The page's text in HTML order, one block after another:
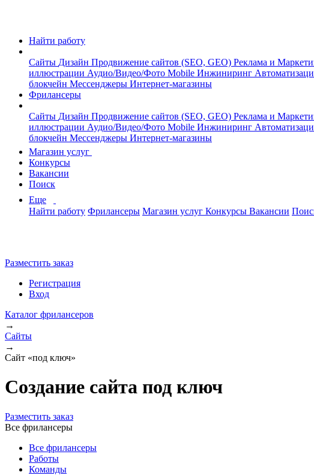
Найти работу
Сайты Дизайн Продвижение сайтов (SEO, GEO) Реклама и
иллюстрации Аудио/Видео/Фото Mobile Инжиниринг
блокчейн Мессенджеры Интернет-магазины
Фрилансеры
Сайты Дизайн Продвижение сайтов (SEO, GEO) Реклама и
иллюстрации Аудио/Видео/Фото Mobile Инжиниринг
блокчейн Мессенджеры Интернет-магазины
Магазин услуг
Конкурсы
Вакансии
Поиск
Еще
Найти работу Фрилансеры Магазин услуг Конкурсы Вакансии
Разместить заказ
Регистрация
Вход
Каталог фрилансеров
→
Сайты
→
Сайт «под ключ»
Создание сайта под ключ
Разместить заказ
Все фрилансеры
Все фрилансеры
Работы
Команды